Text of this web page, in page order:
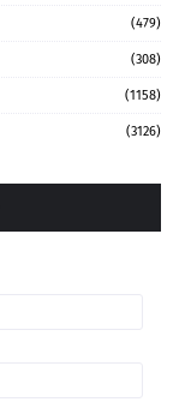
(479)
(308)
(1158)
(3126)